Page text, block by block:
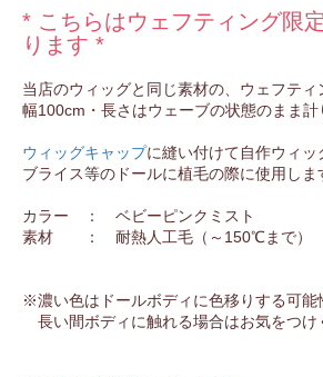
* こちらはウェフティング限
ります *
当店のウィッグと同じ素材の、ウェフティ
幅100cm・長さはウェーブの状態のまま計
ウィッグキャップに縫い付けて自作ウィッ
ブライス等のドールに植毛の際に使用しま
カラー ： ベビーピンクミスト
素材 ： 耐熱人工毛（～150℃まで）
※濃い色はドールボディに色移りする可能
長い間ボディに触れる場合はお気をつけ